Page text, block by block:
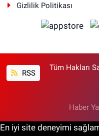
Gizlilik Politikası
RSS
Tüm Hakları
Haber
En iyi site deneyimi